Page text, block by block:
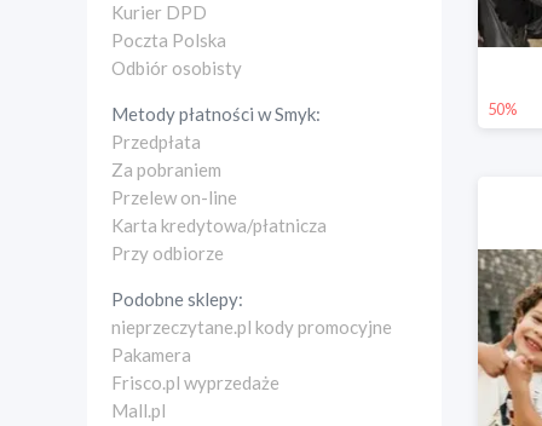
Kurier DPD
Poczta Polska
Odbiór osobisty
Metody płatności wSmyk:
Przedpłata
Za pobraniem
Przelew on-line
Karta kredytowa/płatnicza
Przy odbiorze
Podobne sklepy:
nieprzeczytane.pl kody promocyjne
Pakamera
Frisco.pl wyprzedaże
Mall.pl
50%